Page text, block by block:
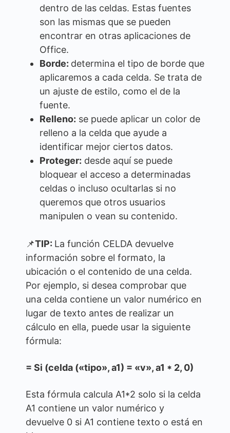
dentro de las celdas. Estas fuentes
son las mismas que se pueden
encontrar en otras aplicaciones de
Office.
Borde: determina el tipo de borde que
aplicaremos a cada celda. Se trata de
un ajuste de estilo, como el de la
fuente.
Relleno: se puede aplicar un color de
relleno a la celda que ayude a
identificar mejor ciertos datos.
Proteger: desde aquí se puede
bloquear el acceso a determinadas
celdas o incluso ocultarlas si no
queremos que otros usuarios
manipulen o vean su contenido.
📌TIP: La función CELDA devuelve
información sobre el formato, la
ubicación o el contenido de una celda.
Por ejemplo, si desea comprobar que
una celda contiene un valor numérico en
lugar de texto antes de realizar un
cálculo en ella, puede usar la siguiente
fórmula:
= Si (celda («tipo», a1) = «v», a1 * 2, 0)
Esta fórmula calcula A1*2 solo si la celda
A1 contiene un valor numérico y
devuelve 0 si A1 contiene texto o está en